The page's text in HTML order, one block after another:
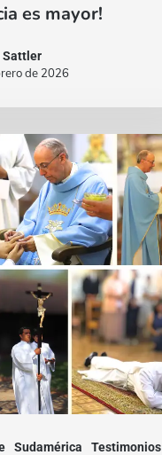
es mayor!
Sattler
de 2026
Sudamérica Testimonios